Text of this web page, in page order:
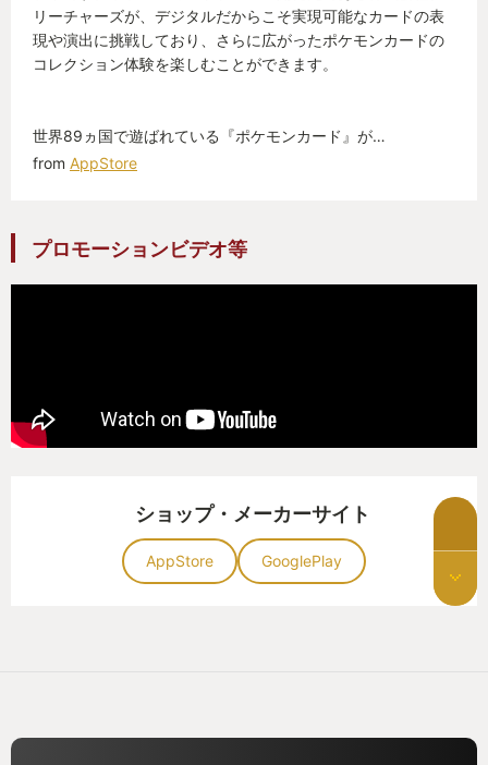
リーチャーズが、デジタルだからこそ実現可能なカードの表
現や演出に挑戦しており、さらに広がったポケモンカードの
コレクション体験を楽しむことができます。
世界89ヵ国で遊ばれている『ポケモンカード』が…
from AppStore
プロモーションビデオ等
ショップ・メーカーサイト
AppStore GooglePlay